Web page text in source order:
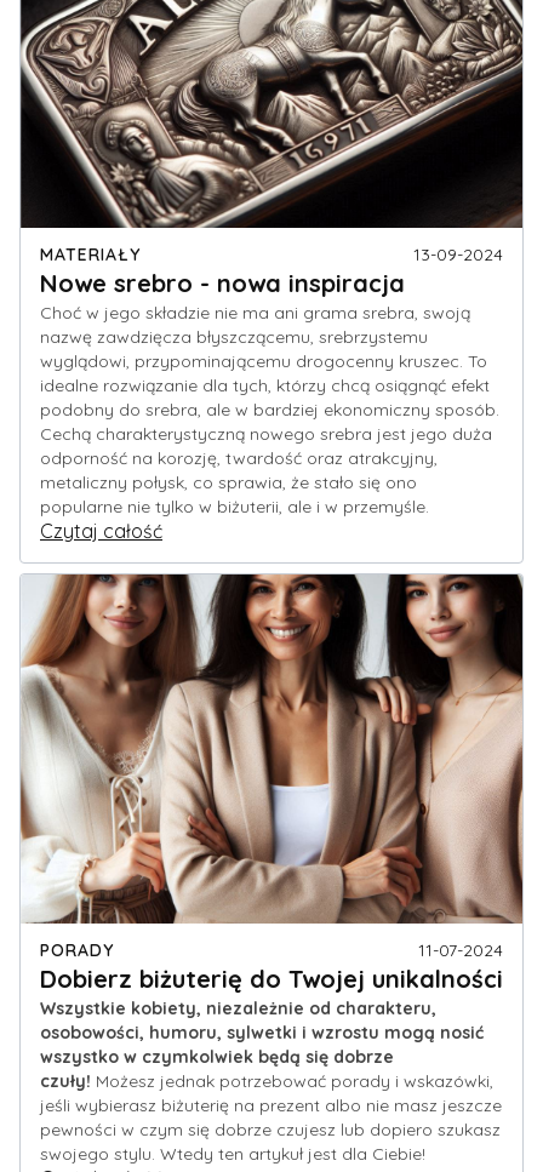
MATERIAŁY 13-09-2024
Nowe srebro - nowa inspiracja
Choć w jego składzie nie ma ani grama srebra, swoją
nazwę zawdzięcza błyszczącemu, srebrzystemu
wyglądowi, przypominającemu drogocenny kruszec. To
idealne rozwiązanie dla tych, którzy chcą osiągnąć efekt
podobny do srebra, ale w bardziej ekonomiczny sposób.
Cechą charakterystyczną nowego srebra jest jego duża
odporność na korozję, twardość oraz atrakcyjny,
metaliczny połysk, co sprawia, że stało się ono
popularne nie tylko w biżuterii, ale i w przemyśle.
Czytaj całość
PORADY 11-07-2024
Dobierz biżuterię do Twojej unikalności
Wszystkie kobiety, niezależnie od charakteru,
osobowości, humoru, sylwetki i wzrostu mogą nosić
wszystko w czymkolwiek będą się dobrze
czuły! Możesz jednak potrzebować porady i wskazówki,
jeśli wybierasz biżuterię na prezent albo nie masz jeszcze
pewności w czym się dobrze czujesz lub dopiero szukasz
swojego stylu. Wtedy ten artykuł jest dla Ciebie!